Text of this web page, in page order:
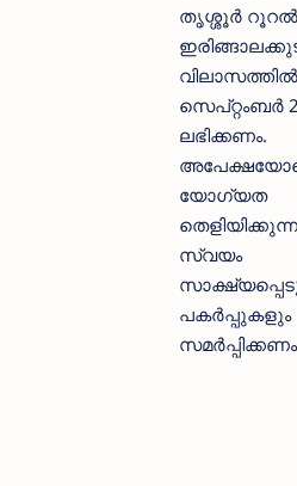
തൃശ്ശൂർ
വിലാസത്തിൽ
സെപ്റ്റംബർ
ലഭിക്കണം.
യോഗ്യത
തെളിയിക്കുന്ന
സ്വയം
പകർപ്പുകളും